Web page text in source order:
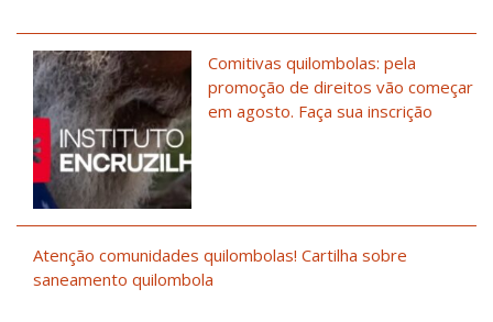
Comitivas quilombolas: pela
promoção de direitos vão começar
em agosto. Faça sua inscrição
Atenção comunidades quilombolas! Cartilha sobre
saneamento quilombola